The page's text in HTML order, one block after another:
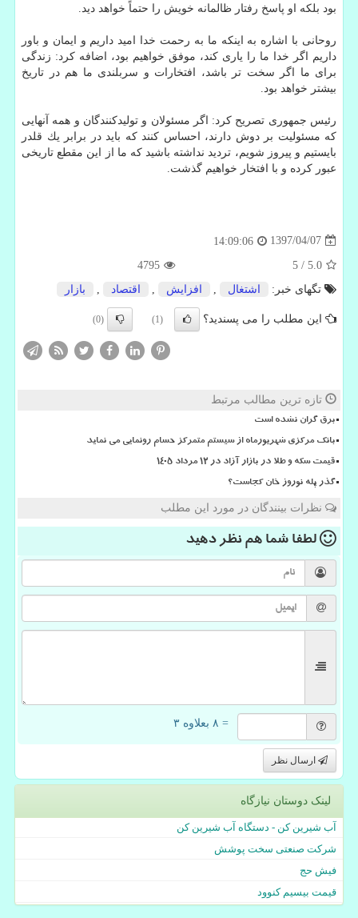
بود بلكه او پاسخ رفتار ظالمانه خویش را حتماً خواهد دید.
روحانی با اشاره به اینكه ما به رحمت خدا امید داریم و ایمان و باور
داریم اگر خدا ما را یاری كند، موفق خواهیم بود، اضافه كرد: زندگی
برای ما اگر سخت تر باشد، افتخارات و سربلندی ما هم در تاریخ
بیشتر خواهد بود.
رئیس جمهوری تصریح كرد: اگر مسئولان و تولیدكنندگان و همه آنهایی
كه مسئولیت بر دوش دارند، احساس كنند كه باید در برابر یك قلدر
بایستیم و پیروز شویم، تردید نداشته باشید كه ما از این مقطع تاریخی
عبور كرده و با افتخار خواهیم گذشت.
1397/04/07
14:09:06
5.0
/
5
4795
تگهای خبر:
اشتغال افزایش اقتصاد بازار
این مطلب را می پسندید؟ (1)
(0)
تازه ترین مطالب مرتبط
برق گران نشده است
بانک مرکزی شهریورماه از سیستم متمرکز حسام رونمایی می نماید
قیمت سکه و طلا در بازار آزاد در ۱۲ مرداد ۱۴۰۵
گذر پله نوروز خان کجاست؟
نظرات بینندگان در مورد این مطلب
لطفا شما همنظر دهید
= ۸ بعلاوه ۳
ارسال نظر
لینک دوستان نیازگاه
آب شیرین کن - دستگاه آب شیرین کن
شرکت صنعتی سخت پوشش
فیش حج
قیمت بیسیم کنوود